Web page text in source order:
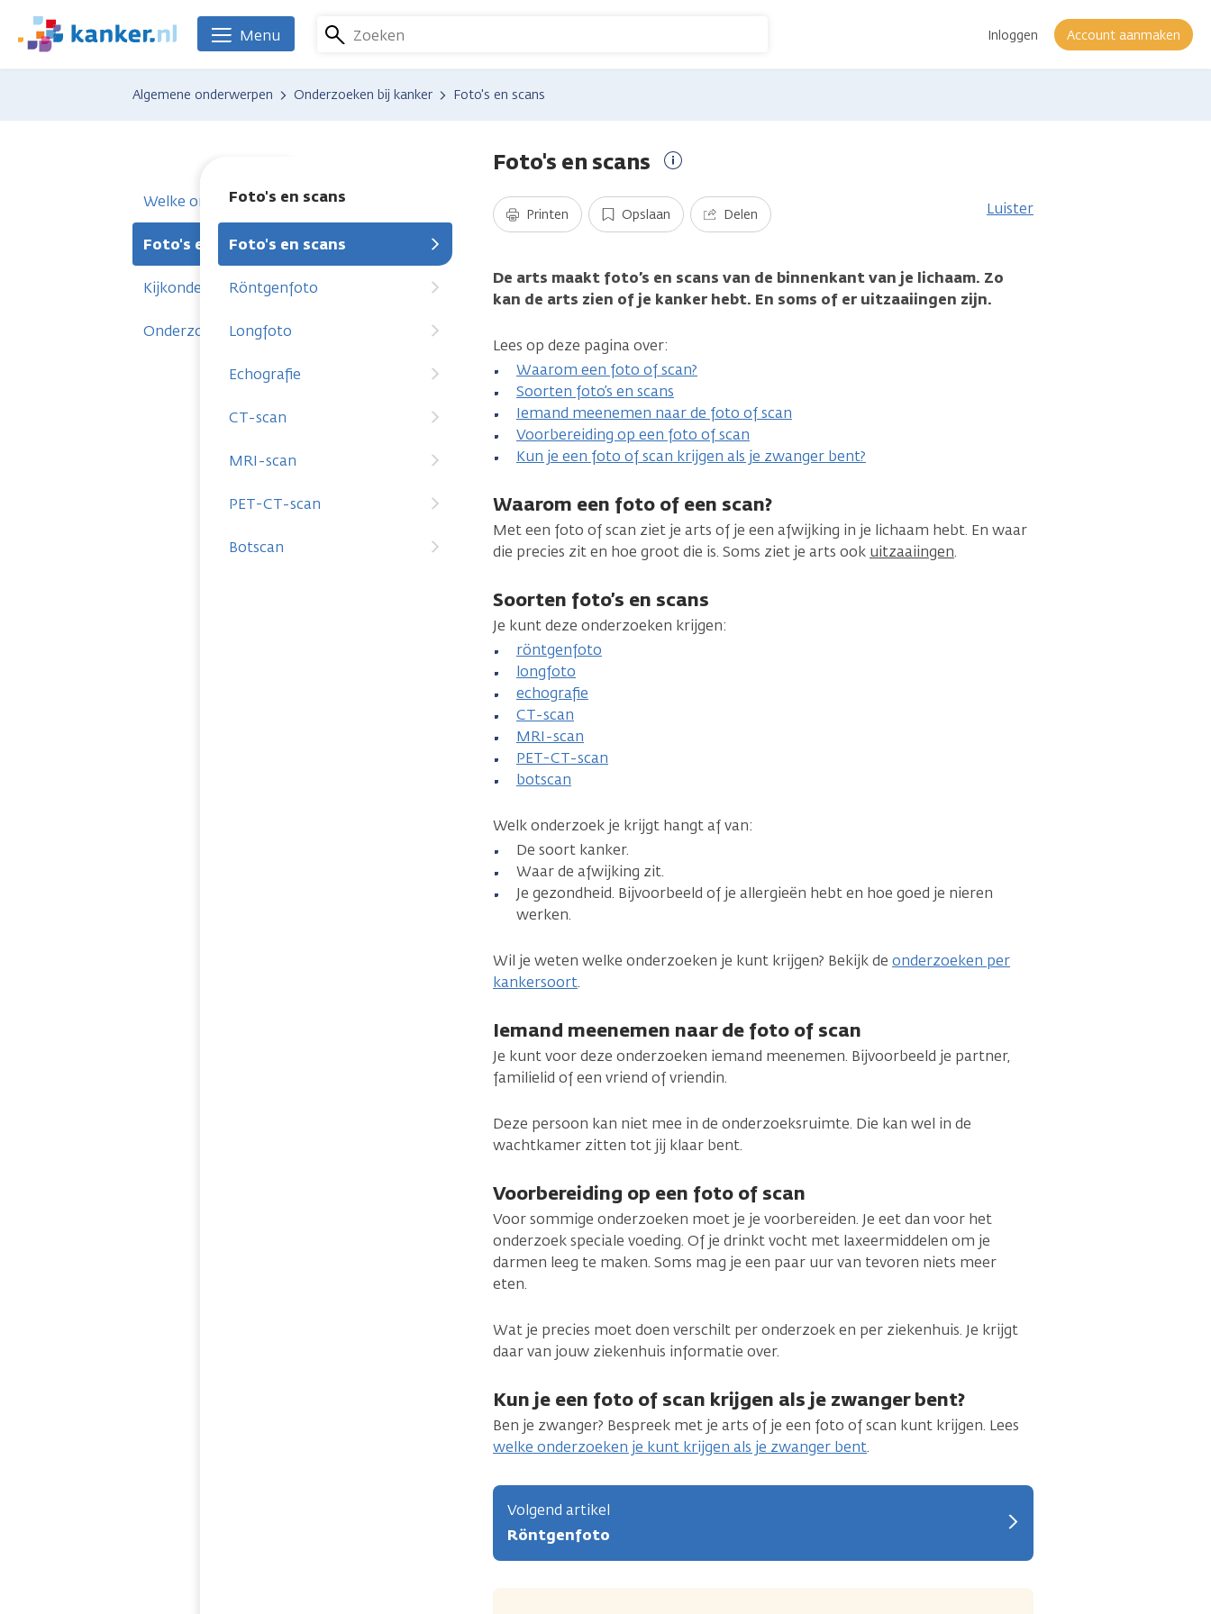
naar
We
zijn
Zoeken Inloggen Account aanmaken
Menu
Algemene onderwerpen Onderzoeken bij kanker Foto's en scans
Welke onderzoeken
Foto's en scans
Foto's en scans
Foto's en scans
Röntgenfoto
Longfoto
Echografie
CT-scan
MRI-scan
PET-CT-scan
Botscan
Kijkonderzoek
Onderzoek onder de microscoop
Foto's en scans
informatie
Printen Opslaan Delen Luister
De arts maakt foto’s en scans van de binnenkant van je lichaam. Zo
kan de arts zien of je kanker hebt. En soms of er uitzaaiingen zijn.
Lees op deze pagina over:
Waarom een foto of scan?
Soorten foto’s en scans
Iemand meenemen naar de foto of scan
Voorbereiding op een foto of scan
Kun je een foto of scan krijgen als je zwanger bent?
Waarom een foto of een scan?
Met een foto of scan ziet je arts of je een afwijking in je lichaam hebt. En waar
die precies zit en hoe groot die is. Soms ziet je arts ook uitzaaiingen.
Soorten foto’s en scans
Je kunt deze onderzoeken krijgen:
röntgenfoto
longfoto
echografie
CT-scan
MRI-scan
PET-CT-scan
botscan
Welk onderzoek je krijgt hangt af van:
De soort kanker.
Waar de afwijking zit.
Je gezondheid. Bijvoorbeeld of je allergieën hebt en hoe goed je nieren
werken.
Wil je weten welke onderzoeken je kunt krijgen? Bekijk de onderzoeken per
kankersoort.
Iemand meenemen naar de foto of scan
Je kunt voor deze onderzoeken iemand meenemen. Bijvoorbeeld je partner,
familielid of een vriend of vriendin.
Deze persoon kan niet mee in de onderzoeksruimte. Die kan wel in de
wachtkamer zitten tot jij klaar bent.
Voorbereiding op een foto of scan
Voor sommige onderzoeken moet je je voorbereiden. Je eet dan voor het
onderzoek speciale voeding. Of je drinkt vocht met laxeermiddelen om je
darmen leeg te maken. Soms mag je een paar uur van tevoren niets meer
eten.
Wat je precies moet doen verschilt per onderzoek en per ziekenhuis. Je krijgt
daar van jouw ziekenhuis informatie over.
Kun je een foto of scan krijgen als je zwanger bent?
Ben je zwanger? Bespreek met je arts of je een foto of scan kunt krijgen. Lees
welke onderzoeken je kunt krijgen als je zwanger bent.
Volgend artikel
Röntgenfoto